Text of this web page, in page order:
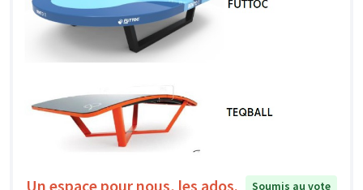
Un espace pour nous, les ados. Soumis au vote